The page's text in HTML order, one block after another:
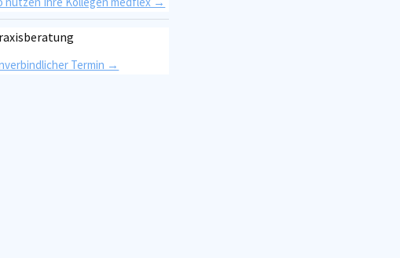
Termin →